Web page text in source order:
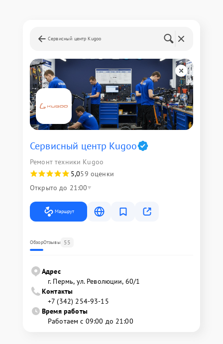
Сервисный центр Kugoo
Сервисный центр Kugoo
Ремонт техники Kugoo
5,059 оценки
Открыто до 21:00
Маршрут
ОбзорОтзывы 55
Адрес
г. Пермь, ул. ​Революции, 60/1
Контакты
+7 (342) 254-93-15
Время работы
Работаем с 09:00 до 21:00